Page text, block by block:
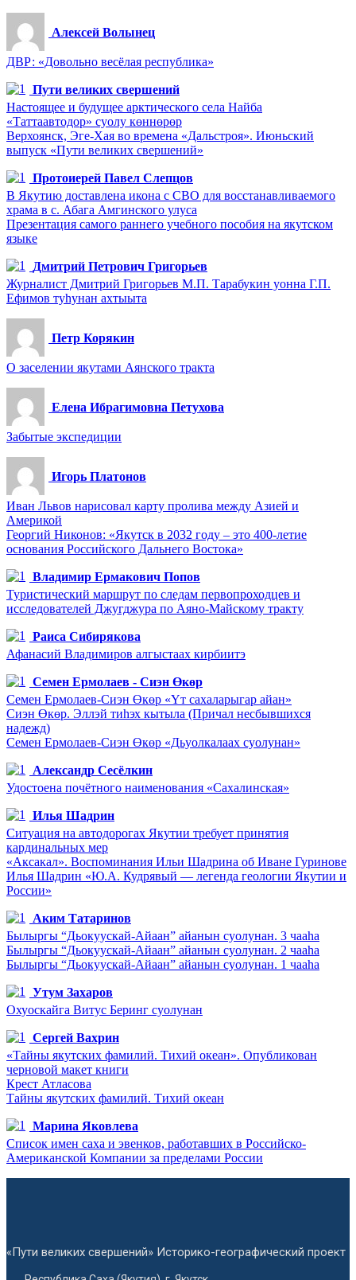
Алексей Волынец
ДВР: «Довольно весёлая республика»
Пути великих свершений
Настоящее и будущее арктического села Найба
«Таттаавтодор» суолу көннөрөр
Верхоянск, Эге-Хая во времена «Дальстроя». Июньский
выпуск «Пути великих свершений»
Протоиерей Павел Слепцов
В Якутию доставлена икона с СВО для восстанавливаемого
храма в с. Абага Амгинского улуса
Презентация самого раннего учебного пособия на якутском
языке
Дмитрий Петрович Григорьев
Журналист Дмитрий Григорьев М.П. Тарабукин уонна Г.П.
Ефимов туһунан ахтыыта
Петр Корякин
О заселении якутами Аянского тракта
Елена Ибрагимовна Петухова
Забытые экспедиции
Игорь Платонов
Иван Львов нарисовал карту пролива между Азией и
Америкой
Георгий Никонов: «Якутск в 2032 году – это 400-летие
основания Российского Дальнего Востока»
Владимир Ермакович Попов
Туристический маршрут по следам первопроходцев и
исследователей Джугджура по Аяно-Майскому тракту
Раиса Сибирякова
Афанасий Владимиров алгыстаах кирбиитэ
Семен Ермолаев - Сиэн Өкөр
Семен Ермолаев-Сиэн Өкөр «Үт сахаларыгар айан»
Сиэн Өкөр. Эллэй тиһэх кытыла (Причал несбывшихся
надежд)
Семен Ермолаев-Сиэн Өкөр «Дьуолкалаах суолунан»
Александр Сесёлкин
Удостоена почётного наименования «Сахалинская»
Илья Шадрин
Ситуация на автодорогах Якутии требует принятия
кардинальных мер
«Аксакал». Воспоминания Ильи Шадрина об Иване Гуринове
Илья Шадрин «Ю.А. Кудрявый — легенда геологии Якутии и
России»
Аким Татаринов
Былыргы “Дьокуускай-Айаан” айанын суолунан. 3 чааһа
Былыргы “Дьокуускай-Айаан” айанын суолунан. 2 чааһа
Былыргы “Дьокуускай-Айаан” айанын суолунан. 1 чааһа
Утум Захаров
Охуоскайга Витус Беринг суолунан
Сергей Вахрин
«Тайны якутских фамилий. Тихий океан». Опубликован
черновой макет книги
Крест Атласова
Тайны якутских фамилий. Тихий океан
Марина Яковлева
Список имен саха и эвенков, работавших в Российско-
Американской Компании за пределами России
«Пути великих свершений» Историко-географический проект